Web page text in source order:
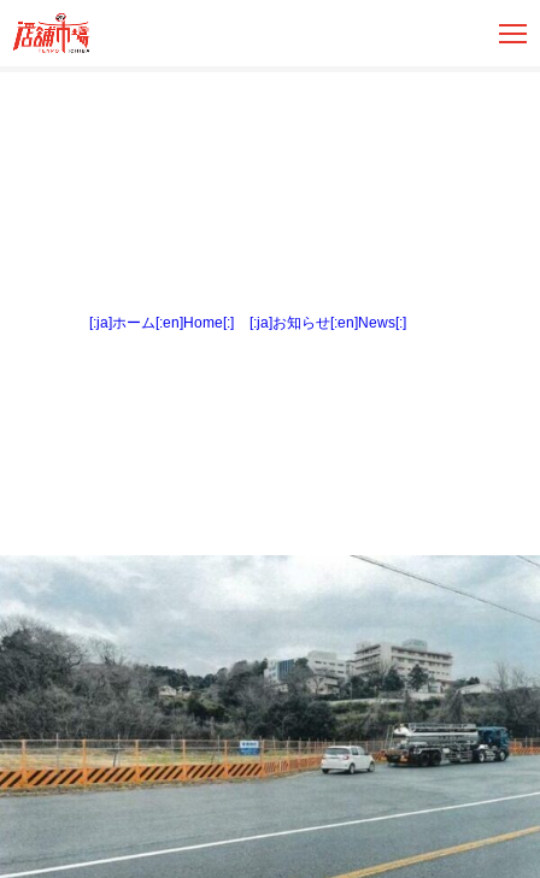
[:ja]ホーム[:en]Home[:] [:ja]お知らせ[:en]News[:]